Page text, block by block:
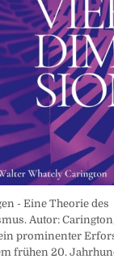
- Eine Theorie des
Autor:
prominenter
frühen 20.